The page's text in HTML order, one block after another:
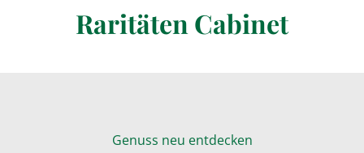
Raritäten Cabinet
Genuss neu entdecken